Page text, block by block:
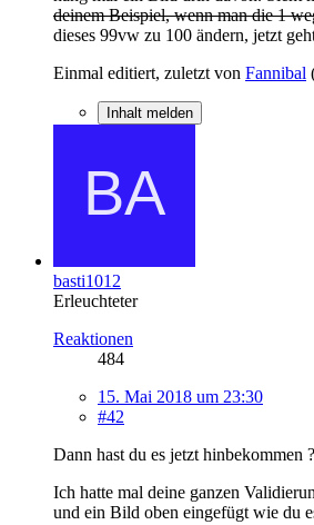
deinem Beispiel, wenn man die 1
dieses 99vw zu 100 ändern, jetzt
Einmal editiert, zuletzt von Fannibal
Inhalt melden
basti1012
Erleuchteter
Reaktionen
484
15. Mai 2018 um 23:30
#42
Dann hast du es jetzt hinbekommen ?
Ich hatte mal deine ganzen
und ein Bild oben eingefügt wie du